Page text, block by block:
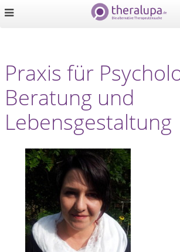
Praxis für
Beratung und
Lebensgestaltung